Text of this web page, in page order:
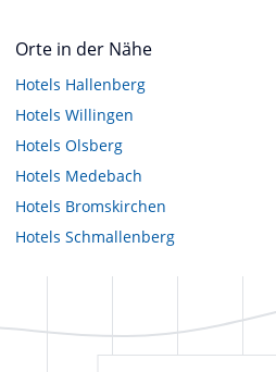
Orte in der Nähe
Hotels Hallenberg
Hotels Willingen
Hotels Olsberg
Hotels Medebach
Hotels Bromskirchen
Hotels Schmallenberg